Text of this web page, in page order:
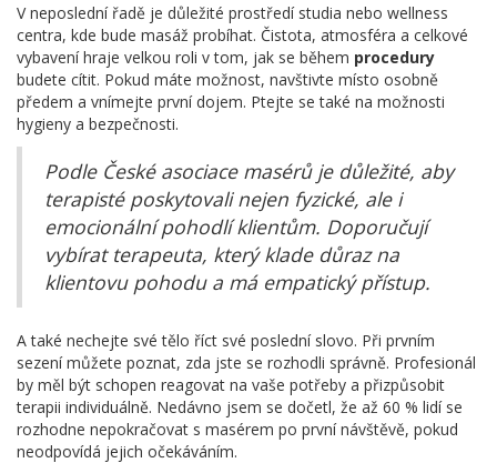
V neposlední řadě je důležité prostředí studia nebo wellness
centra, kde bude masáž probíhat. Čistota, atmosféra a celkové
vybavení hraje velkou roli v tom, jak se během procedury
budete cítit. Pokud máte možnost, navštivte místo osobně
předem a vnímejte první dojem. Ptejte se také na možnosti
hygieny a bezpečnosti.
Podle České asociace masérů je důležité, aby
terapisté poskytovali nejen fyzické, ale i
emocionální pohodlí klientům. Doporučují
vybírat terapeuta, který klade důraz na
klientovu pohodu a má empatický přístup.
A také nechejte své tělo říct své poslední slovo. Při prvním
sezení můžete poznat, zda jste se rozhodli správně. Profesionál
by měl být schopen reagovat na vaše potřeby a přizpůsobit
terapii individuálně. Nedávno jsem se dočetl, že až 60 % lidí se
rozhodne nepokračovat s masérem po první návštěvě, pokud
neodpovídá jejich očekáváním.